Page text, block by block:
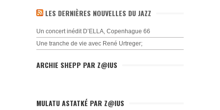
LES DERNIÈRES NOUVELLES DU JAZZ
Un concert inédit D’ELLA, Copenhague 66
Une tranche de vie avec René Urtreger;
ARCHIE SHEPP PAR Z@IUS
MULATU ASTATKÉ PAR Z@IUS